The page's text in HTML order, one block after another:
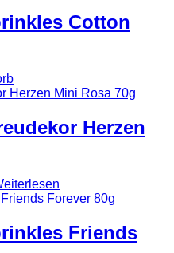
Cotton
Herzen
Friends